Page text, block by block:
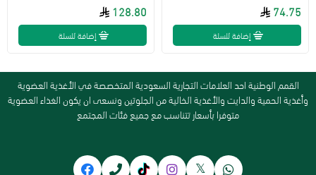
74.75
إضافة للسلة
128.80
إضافة للسلة
القمم الوطنية احد العلامات التجارية السعودية المتخصصة في الأغذية العضوية
وأغذية الحمية والدايت والأغذية الخالية من الجلوتين ونسعى ان يكون الغذاء العضوية
متوفرا بأسعار تتناسب مع جميع فئات المجتمع